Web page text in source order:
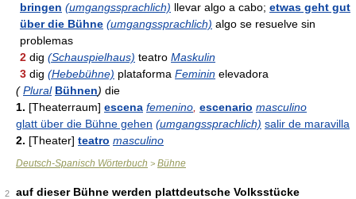
bringen (umgangssprachlich) llevar algo a cabo; etwas geht gut
über die Bühne (umgangssprachlich) algo se resuelve sin
problemas
2 dig (Schauspielhaus) teatro Maskulin
3 dig (Hebebühne) plataforma Feminin elevadora
( Plural Bühnen) die
1. [Theaterraum] escena femenino escenario masculino
glatt über die Bühne gehen (umgangssprachlich) salir de maravilla
2. [Theater] teatro masculino
Deutsch-Spanisch Wörterbuch > Bühne
2
auf dieser Bühne werden plattdeutsche Volksstücke